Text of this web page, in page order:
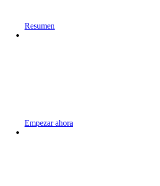
Resumen
Empezar ahora